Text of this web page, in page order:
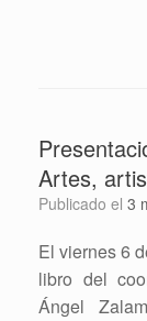
Artes,
Publicado el 3
El viernes 6
libro del
Ángel